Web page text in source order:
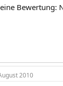
Bewertung:
2010